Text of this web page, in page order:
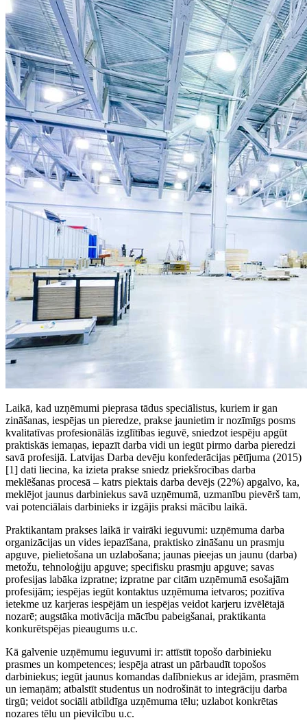
Laikā, kad uzņēmumi pieprasa tādus speciālistus, kuriem ir gan
zināšanas, iespējas un pieredze, prakse jaunietim ir nozīmīgs posms
kvalitatīvas profesionālās izglītības ieguvē, sniedzot iespēju apgūt
praktiskās iemaņas, iepazīt darba vidi un iegūt pirmo darba pieredzi
savā profesijā. Latvijas Darba devēju konfederācijas pētījuma (2015)
[1] dati liecina, ka izieta prakse sniedz priekšrocības darba
meklēšanas procesā – katrs piektais darba devējs (22%) apgalvo, ka,
meklējot jaunus darbiniekus savā uzņēmumā, uzmanību pievērš tam,
vai potenciālais darbinieks ir izgājis praksi mācību laikā.
Praktikantam prakses laikā ir vairāki ieguvumi: uzņēmuma darba
organizācijas un vides iepazīšana, praktisko zināšanu un prasmju
apguve, pielietošana un uzlabošana; jaunas pieejas un jaunu (darba)
metožu, tehnoloģiju apguve; specifisku prasmju apguve; savas
profesijas labāka izpratne; izpratne par citām uzņēmumā esošajām
profesijām; iespējas iegūt kontaktus uzņēmuma ietvaros; pozitīva
ietekme uz karjeras iespējām un iespējas veidot karjeru izvēlētajā
nozarē; augstāka motivācija mācību pabeigšanai, praktikanta
konkurētspējas pieaugums u.c.
Kā galvenie uzņēmumu ieguvumi ir: attīstīt topošo darbinieku
prasmes un kompetences; iespēja atrast un pārbaudīt topošos
darbiniekus; iegūt jaunus komandas dalībniekus ar idejām, prasmēm
un iemaņām; atbalstīt studentus un nodrošināt to integrāciju darba
tirgū; veidot sociāli atbildīga uzņēmuma tēlu; uzlabot konkrētas
nozares tēlu un pievilcību u.c.